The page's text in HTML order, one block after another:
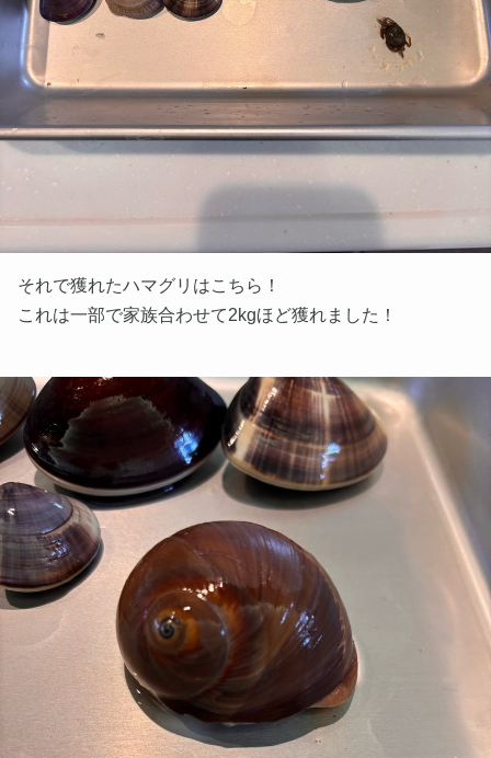
それで獲れたハマグリはこちら！
これは一部で家族合わせて2kgほど獲れました！